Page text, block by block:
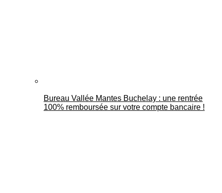
Bureau Vallée Mantes Buchelay : une rentrée
100% remboursée sur votre compte bancaire !